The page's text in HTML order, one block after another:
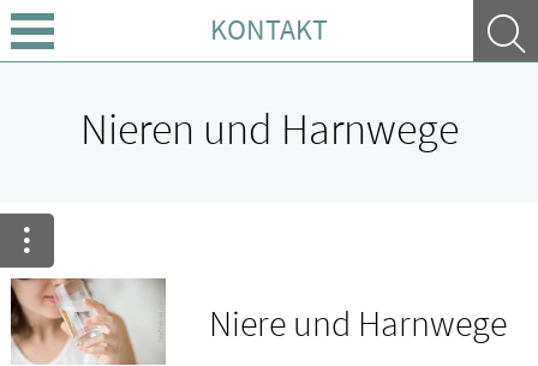
KONTAKT
Ratgeber
Krankheiten & Therapie
WELLNESS
Nieren und Harnwege
Niere und Harnwege